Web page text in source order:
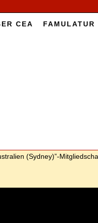
CEA FAMU­LA­TUR
(Sydney)”-